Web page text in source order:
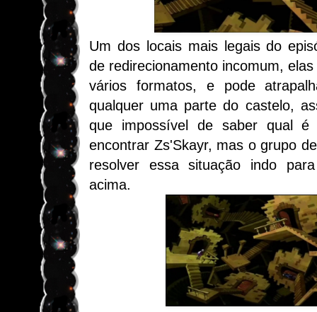
Um dos locais mais legais do
de redirecionamento incomum,
vários formatos, e pode
qualquer uma parte do castelo,
que impossível de saber qual
encontrar Zs'Skayr, mas o grupo
resolver essa situação indo
acima.